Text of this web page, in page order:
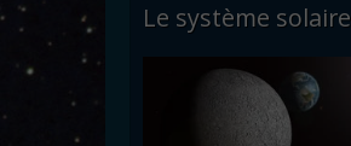
Le système solaire